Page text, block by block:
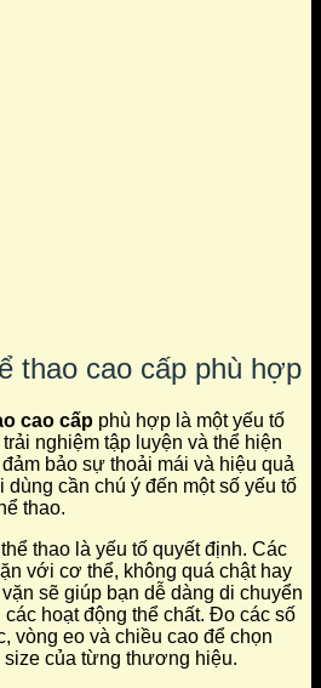
thao cao cấp phù hợp
cao cấp phù hợp là một yếu tố
nghiệm tập luyện và thể hiện
bảo sự thoải mái và hiệu quả
cần chú ý đến một số yếu tố
thao.
thao là yếu tố quyết định. Các
với cơ thể, không quá chật hay
sẽ giúp bạn dễ dàng di chuyển
hoạt động thể chất. Đo các số
vòng eo và chiều cao để chọn
của từng thương hiệu.